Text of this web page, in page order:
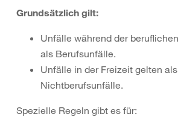
Grundsätzlich gilt:
Unfälle während der
als Berufsunfälle.
Unfälle in der Freizeit gelten als
Nichtberufsunfälle.
Spezielle Regeln gibt es für: